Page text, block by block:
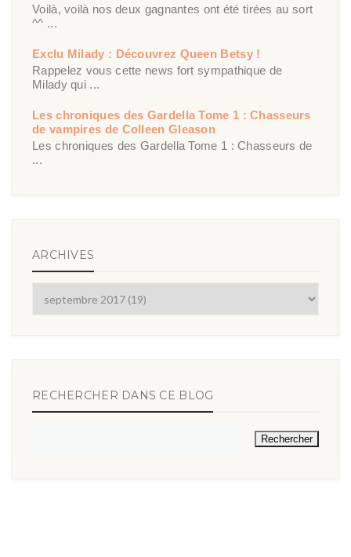
Voilà, voilà nos deux gagnantes ont été tirées au sort
^^ ...
Exclu Milady : Découvrez Queen Betsy !
Rappelez vous cette news fort sympathique de
Milady qui ...
Les chroniques des Gardella Tome 1 : Chasseurs
de vampires de Colleen Gleason
Les chroniques des Gardella Tome 1 : Chasseurs de
...
ARCHIVES
RECHERCHER DANS CE BLOG